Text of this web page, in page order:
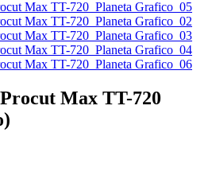
Max TT-720